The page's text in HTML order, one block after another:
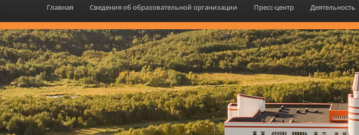
Главная Сведения об образовательной организации Пресс-центр Деятельность